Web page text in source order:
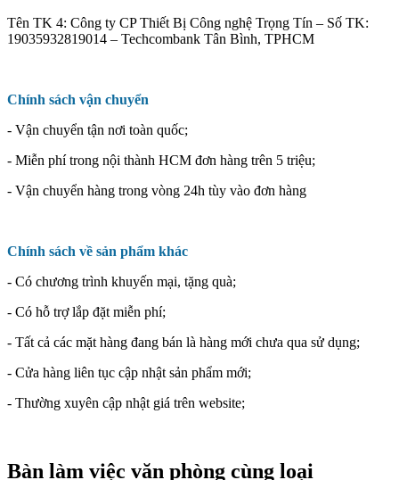
Tên TK 4: Công ty CP Thiết Bị Công nghệ Trọng Tín – Số TK:
19035932819014 – Techcombank Tân Bình, TPHCM
Chính sách vận chuyển
- Vận chuyển tận nơi toàn quốc;
- Miễn phí trong nội thành HCM đơn hàng trên 5 triệu;
- Vận chuyển hàng trong vòng 24h tùy vào đơn hàng
Chính sách về sản phẩm khác
- Có chương trình khuyến mại, tặng quà;
- Có hỗ trợ lắp đặt miễn phí;
- Tất cả các mặt hàng đang bán là hàng mới chưa qua sử dụng;
- Cửa hàng liên tục cập nhật sản phẩm mới;
- Thường xuyên cập nhật giá trên website;
Bàn làm việc văn phòng cùng loại